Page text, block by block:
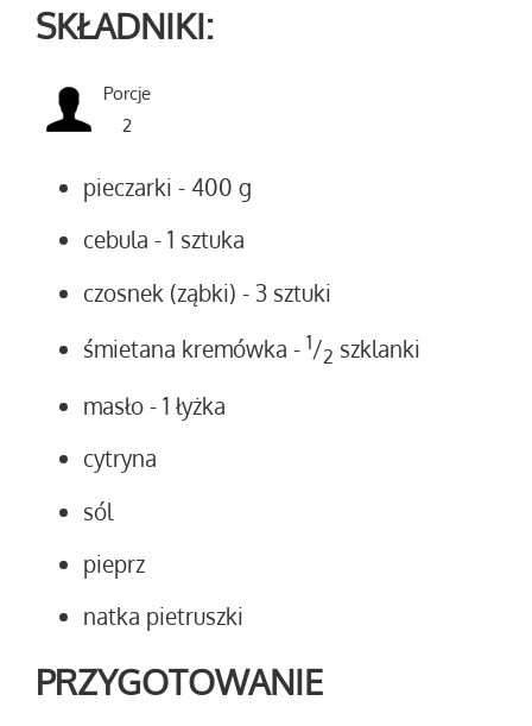
SKŁADNIKI:
Porcje
2
pieczarki - 400 g
cebula - 1 sztuka
czosnek (ząbki) - 3 sztuki
śmietana kremówka - 1/2 szklanki
masło - 1 łyżka
cytryna
sól
pieprz
natka pietruszki
PRZYGOTOWANIE